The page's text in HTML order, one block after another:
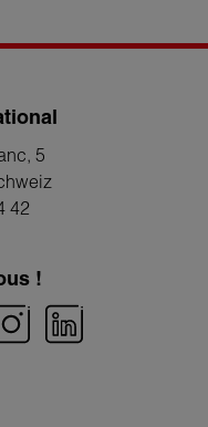
5
42
!